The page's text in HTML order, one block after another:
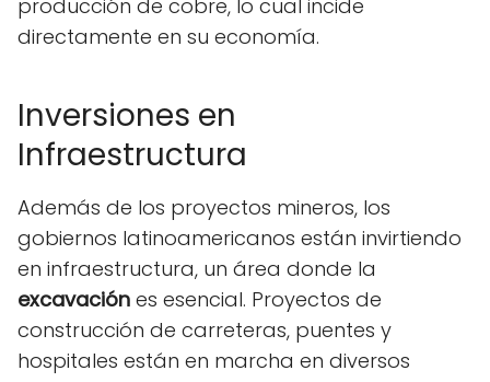
producción de cobre, lo cual incide
directamente en su economía.
Inversiones en
Infraestructura
Además de los proyectos mineros, los
gobiernos latinoamericanos están invirtiendo
en infraestructura, un área donde la
excavación es esencial. Proyectos de
construcción de carreteras, puentes y
hospitales están en marcha en diversos